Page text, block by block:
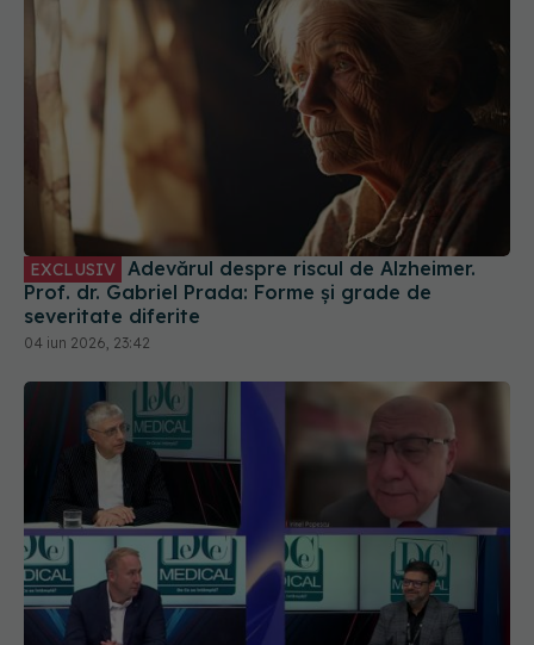
EXCLUSIV
Prof. dr. Gabriel Prada: Forme și grade de
severitate diferite
04 iun 2026, 23:42